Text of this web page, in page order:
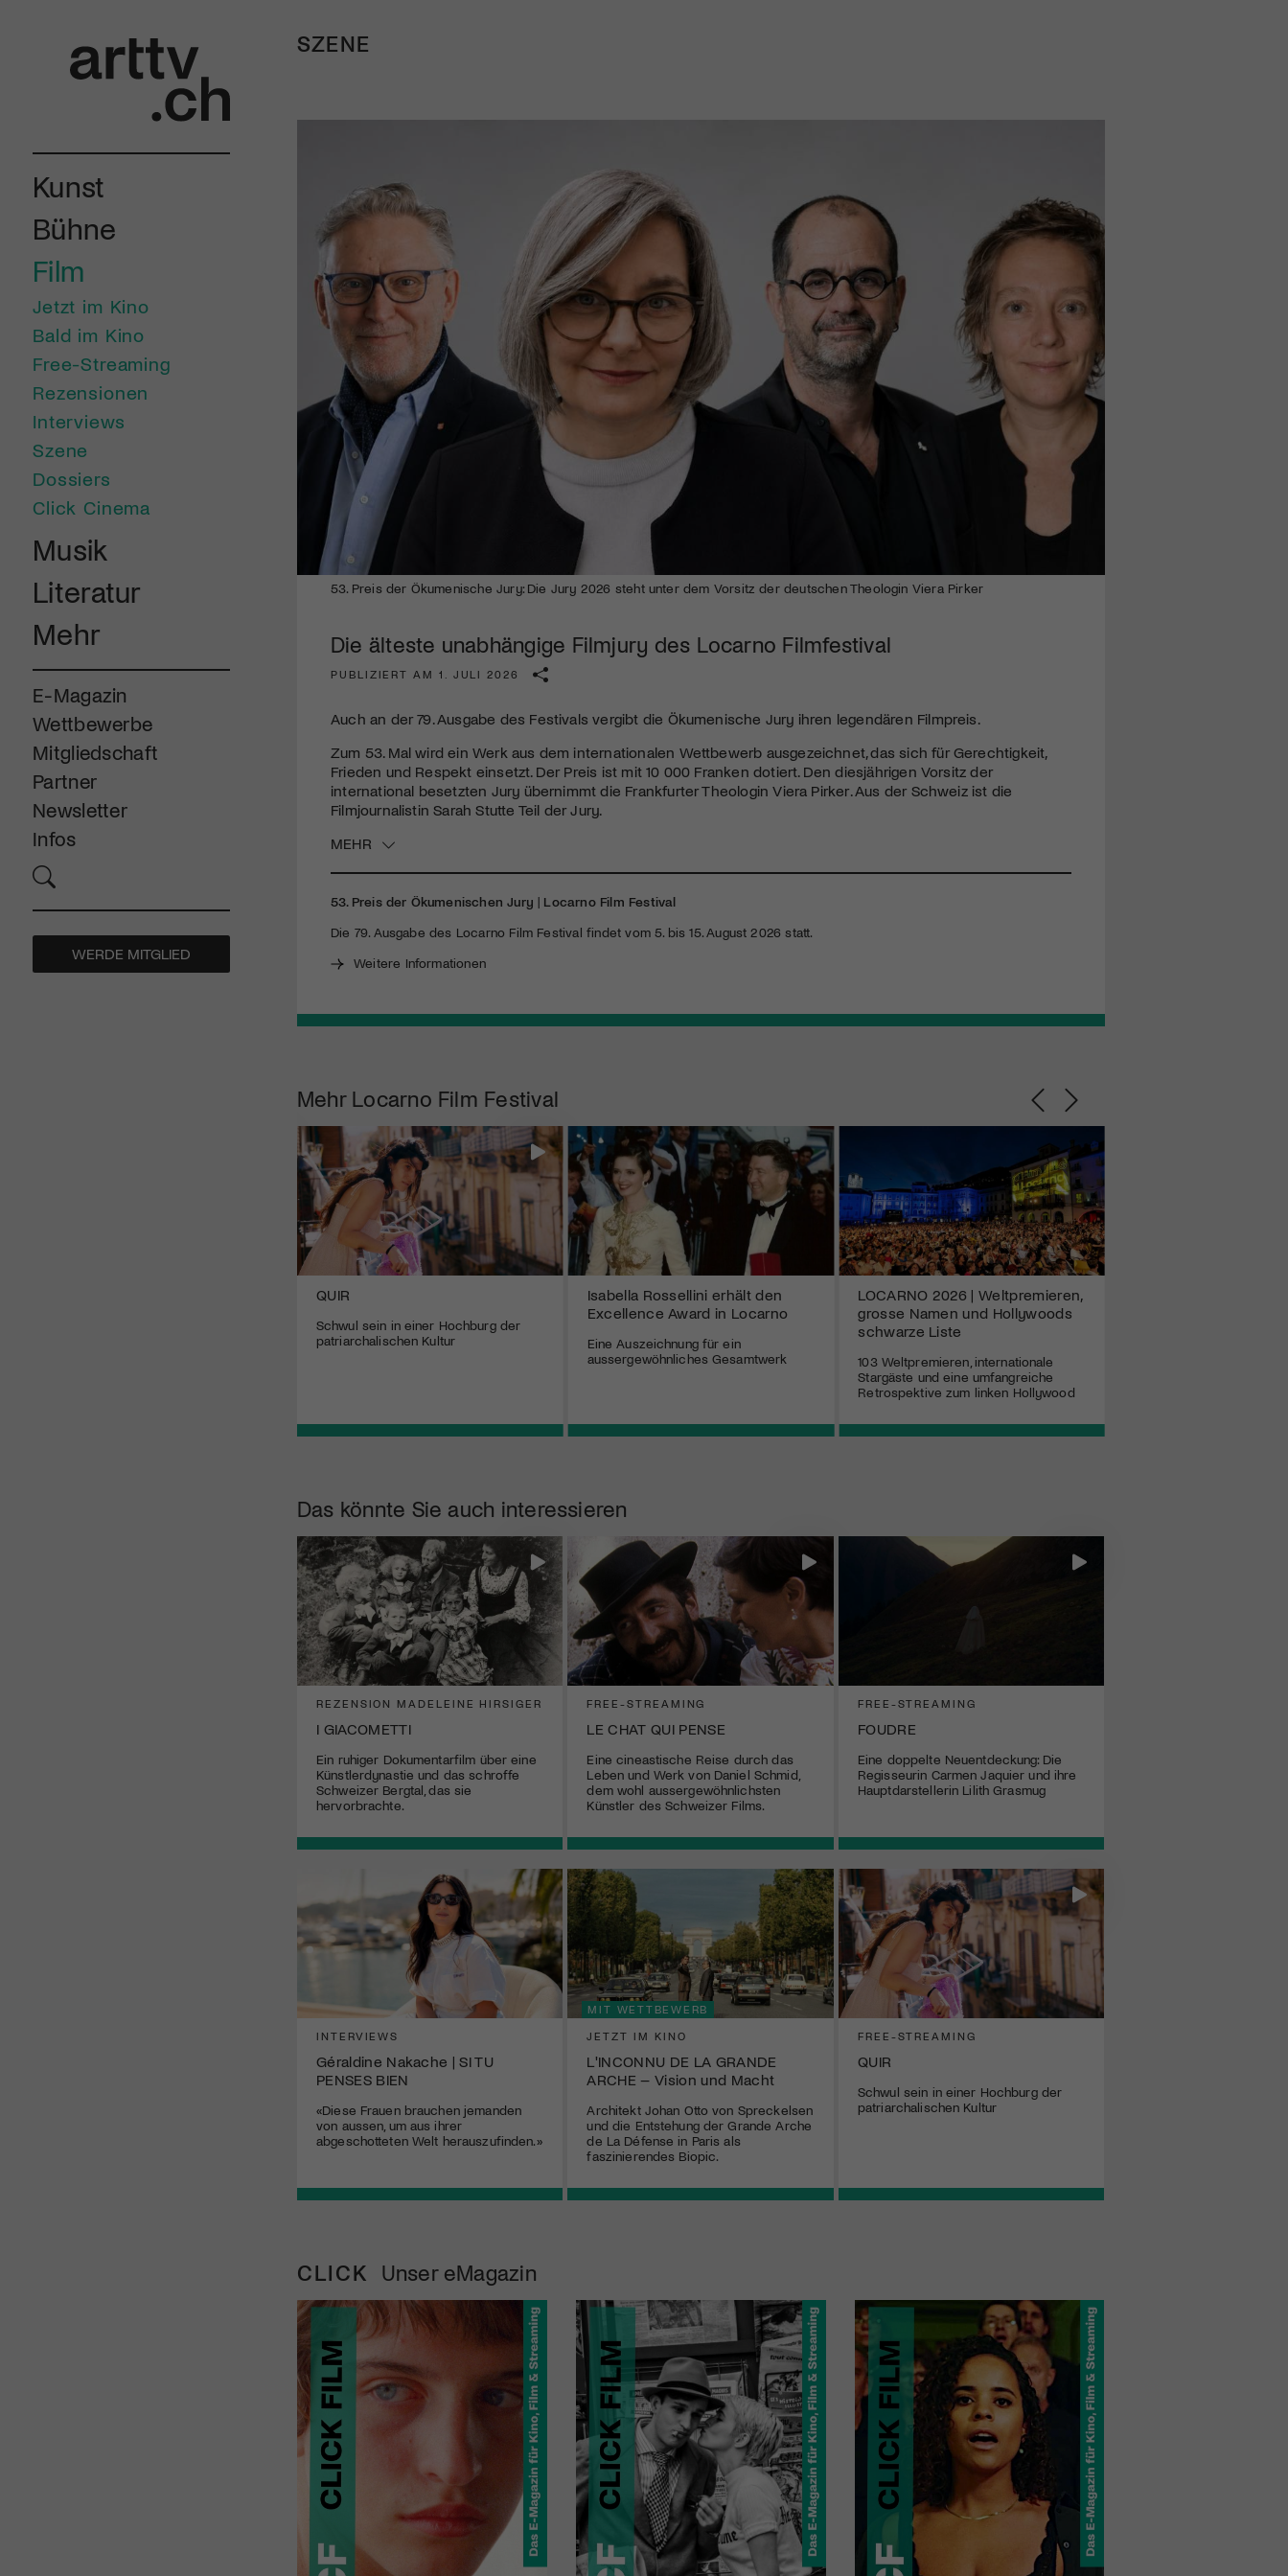
Kunst
Bühne
Film
Jetzt im Kino
Bald im Kino
Free-Streaming
Rezensionen
Interviews
Szene
Dossiers
Click Cinema
Musik
Literatur
Mehr
E-Magazin
Wettbewerbe
Mitgliedschaft
Partner
Newsletter
Infos
WERDE MITGLIED
SZENE
53. Preis der Ökumenische Jury: Die Jury 2026 steht unter dem Vorsitz der deutschen Theologin Viera Pirker
Die älteste unabhängige Filmjury des Locarno Filmfestival
PUBLIZIERT AM 1. JULI 2026
Auch an der 79. Ausgabe des Festivals vergibt die Ökumenische Jury ihren legendären Filmpreis.
Zum 53. Mal wird ein Werk aus dem internationalen Wettbewerb ausgezeichnet, das sich für Gerechtigkeit,
Frieden und Respekt einsetzt. Der Preis ist mit 10 000 Franken dotiert. Den diesjährigen Vorsitz der
international besetzten Jury übernimmt die Frankfurter Theologin Viera Pirker. Aus der Schweiz ist die
Filmjournalistin Sarah Stutte Teil der Jury.
MEHR
53. Preis der Ökumenischen Jury| Locarno Film Festival
Die 79. Ausgabe des Locarno Film Festival findet vom 5. bis 15. August 2026 statt.
Weitere Informationen
Mehr Locarno Film Festival
QUIR
Schwul sein in einer Hochburg der
patriarchalischen Kultur
Isabella Rossellini erhält den
Excellence Award in Locarno
Eine Auszeichnung für ein
aussergewöhnliches Gesamtwerk
LOCARNO 2026 | Weltpremieren,
grosse Namen und Hollywoods
schwarze Liste
103 Weltpremieren, internationale
Stargäste und eine umfangreiche
Retrospektive zum linken Hollywood
Das könnte Sie auch interessieren
REZENSION MADELEINE HIRSIGER
I GIACOMETTI
Ein ruhiger Dokumentarfilm über eine
Künstlerdynastie und das schroffe
Schweizer Bergtal, das sie
hervorbrachte.
FREE-STREAMING
LE CHAT QUI PENSE
Eine cineastische Reise durch das
Leben und Werk von Daniel Schmid,
dem wohl aussergewöhnlichsten
Künstler des Schweizer Films.
FREE-STREAMING
FOUDRE
Eine doppelte Neuentdeckung: Die
Regisseurin Carmen Jaquier und ihre
Hauptdarstellerin Lilith Grasmug
INTERVIEWS
Géraldine Nakache | SI TU
PENSES BIEN
«Diese Frauen brauchen jemanden
von aussen, um aus ihrer
abgeschotteten Welt herauszufinden.»
MIT WETTBEWERB
JETZT IM KINO
L'INCONNU DE LA GRANDE
ARCHE – Vision und Macht
Architekt Johan Otto von Spreckelsen
und die Entstehung der Grande Arche
de La Défense in Paris als
faszinierendes Biopic.
FREE-STREAMING
QUIR
Schwul sein in einer Hochburg der
patriarchalischen Kultur
CLICK Unser eMagazin
Mach mit: «Be Part of the Art»!
Engagiere dich als Kulturliebhaber:in, Kulturschaffende(r) oder
Kulturinstitution und unterstütze unsere Arbeit.
Mit deiner Mitgliedschaft erhältst du kostenlosen Zugang zu
diversen Kulturevents.
Jetzt Mitglied werden